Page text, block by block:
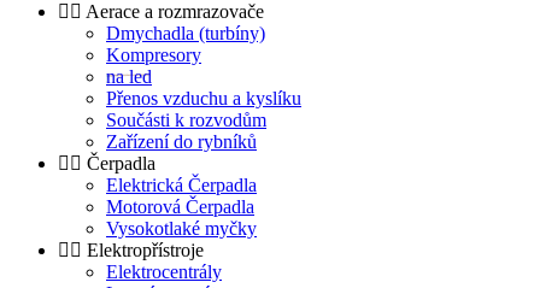
Aerace a rozmrazovače
Dmychadla (turbíny)
Kompresory
na led
Přenos vzduchu a kyslíku
Součásti k rozvodům
Zařízení do rybníků
Čerpadla
Elektrická Čerpadla
Motorová Čerpadla
Vysokotlaké myčky
Elektropřístroje
Elektrocentrály